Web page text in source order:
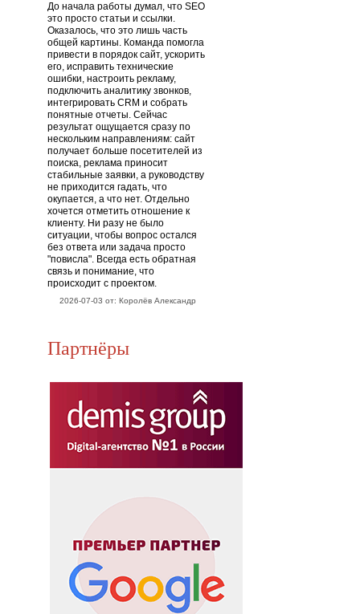
До начала работы думал, что SEO
это просто статьи и ссылки.
Оказалось, что это лишь часть
общей картины. Команда помогла
привести в порядок сайт, ускорить
его, исправить технические
ошибки, настроить рекламу,
подключить аналитику звонков,
интегрировать CRM и собрать
понятные отчеты. Сейчас
результат ощущается сразу по
нескольким направлениям: сайт
получает больше посетителей из
поиска, реклама приносит
стабильные заявки, а руководству
не приходится гадать, что
окупается, а что нет. Отдельно
хочется отметить отношение к
клиенту. Ни разу не было
ситуации, чтобы вопрос остался
без ответа или задача просто
"повисла". Всегда есть обратная
связь и понимание, что
происходит с проектом.
2026-07-03 от: Королёв Александр
Партнёры